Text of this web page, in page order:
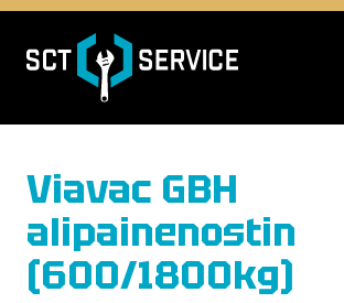
Viavac GBH
alipainenostin
(600/1800kg)